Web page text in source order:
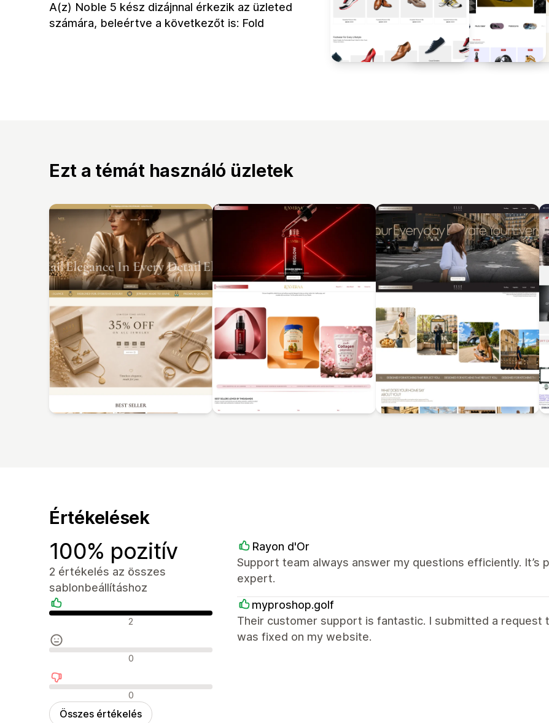
A(z) Noble 5 kész dizájnnal érkezik az üzleted
számára, beleértve a következőt is: Fold
Ezt a témát használó üzletek
Értékelések
100% pozitív
2 értékelés az összes
sablonbeállításhoz
Pozitív értékelések
2
Semleges értékelések
0
Negatív értékelések
0
Összes értékelés
Rayon d'Or
Support team always answer my questions efficiently. It’s
expert.
myproshop.golf
Their customer support is fantastic. I submitted a request
was fixed on my website.